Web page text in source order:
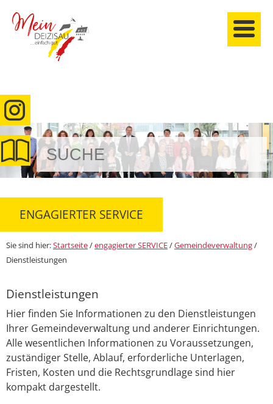
anmelden
ENGAGIERTER SERVICE
Sie sind hier:Startseite/engagierter SERVICE/Gemeindeverwaltung/
Dienstleistungen
Dienstleistungen
Hier finden Sie Informationen zu den Dienstleistungen
Ihrer Gemeindeverwaltung und anderer Einrichtungen.
Alle wesentlichen Informationen zu Voraussetzungen,
zuständiger Stelle, Ablauf, erforderliche Unterlagen,
Fristen, Kosten und die Rechtsgrundlage sind hier
kompakt dargestellt.